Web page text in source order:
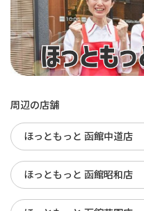
周辺の店舗
ほっともっと 函館中道店
ほっともっと 函館昭和店